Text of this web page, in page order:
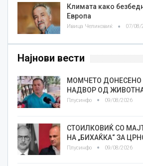
Климата како
Европа
Ивица Челиковиќ 07/08/
Најнови вести
МОМЧЕТО ДОНЕСЕНО
НАДВОР ОД
Плусинфо 09/08/2026
СТОИЛКОВИЌ СО
НА „БИХАЌКА“ ЗА
Плусинфо 09/08/2026